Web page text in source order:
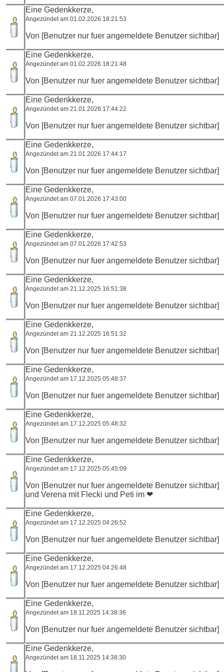
Eine Gedenkkerze,
Angezündet am 01.02.2026 18:21:53
Von [Benutzer nur fuer angemeldete Benutzer sichtbar]
Eine Gedenkkerze,
Angezündet am 01.02.2026 18:21:48
Von [Benutzer nur fuer angemeldete Benutzer sichtbar]
Eine Gedenkkerze,
Angezündet am 21.01.2026 17:44:22
Von [Benutzer nur fuer angemeldete Benutzer sichtbar]
Eine Gedenkkerze,
Angezündet am 21.01.2026 17:44:17
Von [Benutzer nur fuer angemeldete Benutzer sichtbar]
Eine Gedenkkerze,
Angezündet am 07.01.2026 17:43:00
Von [Benutzer nur fuer angemeldete Benutzer sichtbar]
Eine Gedenkkerze,
Angezündet am 07.01.2026 17:42:53
Von [Benutzer nur fuer angemeldete Benutzer sichtbar]
Eine Gedenkkerze,
Angezündet am 21.12.2025 16:51:38
Von [Benutzer nur fuer angemeldete Benutzer sichtbar]
Eine Gedenkkerze,
Angezündet am 21.12.2025 16:51:32
Von [Benutzer nur fuer angemeldete Benutzer sichtbar]
Eine Gedenkkerze,
Angezündet am 17.12.2025 05:48:37
Von [Benutzer nur fuer angemeldete Benutzer sichtbar]
Eine Gedenkkerze,
Angezündet am 17.12.2025 05:48:32
Von [Benutzer nur fuer angemeldete Benutzer sichtbar]
Eine Gedenkkerze,
Angezündet am 17.12.2025 05:45:09
Von [Benutzer nur fuer angemeldete Benutzer sichtbar]
und Verena mit Flecki und Peti im ❤
Eine Gedenkkerze,
Angezündet am 17.12.2025 04:26:52
Von [Benutzer nur fuer angemeldete Benutzer sichtbar]
Eine Gedenkkerze,
Angezündet am 17.12.2025 04:26:48
Von [Benutzer nur fuer angemeldete Benutzer sichtbar]
Eine Gedenkkerze,
Angezündet am 18.11.2025 14:38:36
Von [Benutzer nur fuer angemeldete Benutzer sichtbar]
Eine Gedenkkerze,
Angezündet am 18.11.2025 14:38:30